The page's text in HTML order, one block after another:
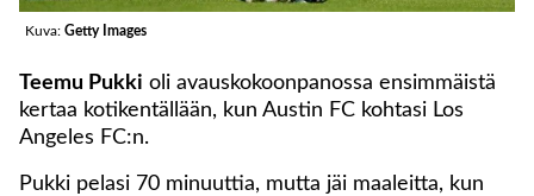
Kuva: Getty Images
Teemu Pukki oli avauskokoonpanossa ensimmäistä
kertaa kotikentällään, kun Austin FC kohtasi Los
Angeles FC:n.
Pukki pelasi 70 minuuttia, mutta jäi maaleitta, kun